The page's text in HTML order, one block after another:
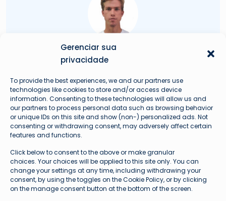
Gerenciar sua
privacidade
To provide the best experiences, we and our partners use
technologies like cookies to store and/or access device
information. Consenting to these technologies will allow us and
our partners to process personal data such as browsing behavior
or unique IDs on this site and show (non-) personalized ads. Not
consenting or withdrawing consent, may adversely affect certain
features and functions.
Click below to consent to the above or make granular
choices. Your choices will be applied to this site only. You can
change your settings at any time, including withdrawing your
consent, by using the toggles on the Cookie Policy, or by clicking
on the manage consent button at the bottom of the screen.
Augusto Hardke
Problemas com seu voo?